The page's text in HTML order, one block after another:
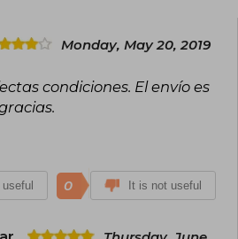
Monday, May 20, 2019
condiciones. El envío es
0 It is not useful